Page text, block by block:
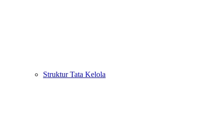
Struktur Tata Kelola